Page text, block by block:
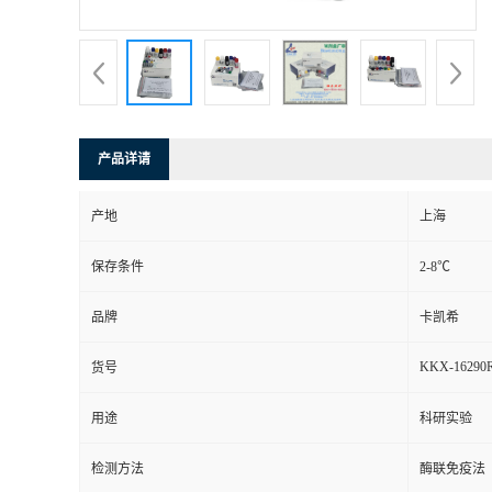
产品详请
产地 上海
保存条件 2-8℃
品牌 卡凯希
货号 KKX-
用途 科研实验
检测方法 酶联免疫法